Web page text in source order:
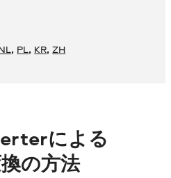
, PL, KR,ZH
による
の方法